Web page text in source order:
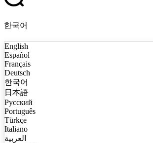
한국어
English
Español
Français
Deutsch
한국어
日本語
Русский
Português
Türkçe
Italiano
العربية